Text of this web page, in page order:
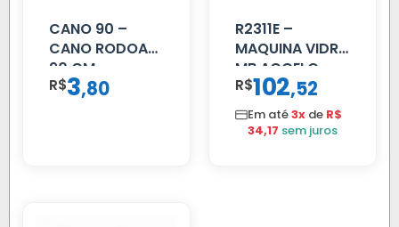
CANO 90 –
CANO RODOAR
90 CM
R$3,80
R2311E –
MAQUINA VIDRO
MB ACCELO
2002 ATE 2011
S/MOTOR LE
R$102,52
Em até3x de R$
34,17 sem juros